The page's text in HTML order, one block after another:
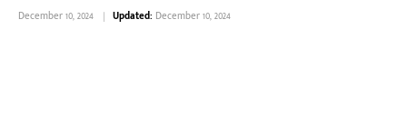
December 10, 2024 Updated: December 10, 2024